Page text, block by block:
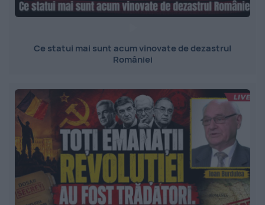
Ce statui mai sunt acum vinovate de dezastrul
României